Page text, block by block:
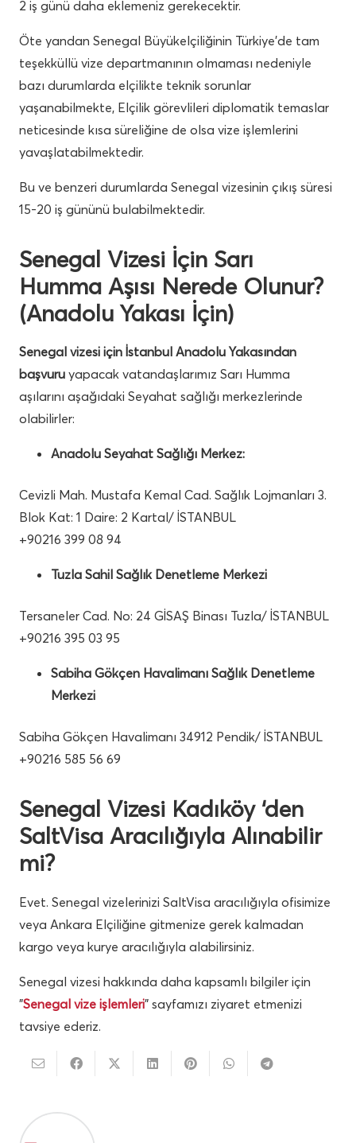
2 iş günü daha eklemeniz gerekecektir.
Öte yandan Senegal Büyükelçiliğinin Türkiye’de tam
teşekküllü vize departmanının olmaması nedeniyle
bazı durumlarda elçilikte teknik sorunlar
yaşanabilmekte, Elçilik görevlileri diplomatik temaslar
neticesinde kısa süreliğine de olsa vize işlemlerini
yavaşlatabilmektedir.
Bu ve benzeri durumlarda Senegal vizesinin çıkış süresi
15-20 iş gününü bulabilmektedir.
Senegal Vizesi İçin Sarı
Humma Aşısı Nerede Olunur?
(Anadolu Yakası İçin)
Senegal vizesi için İstanbul Anadolu Yakasından
başvuru yapacak vatandaşlarımız Sarı Humma
aşılarını aşağıdaki Seyahat sağlığı merkezlerinde
olabilirler:
Anadolu Seyahat Sağlığı Merkez:
Cevizli Mah. Mustafa Kemal Cad. Sağlık Lojmanları 3.
Blok Kat: 1 Daire: 2 Kartal/ İSTANBUL
+90216 399 08 94
Tuzla Sahil Sağlık Denetleme Merkezi
Tersaneler Cad. No: 24 GİSAŞ Binası Tuzla/ İSTANBUL
+90216 395 03 95
Sabiha Gökçen Havalimanı Sağlık Denetleme
Merkezi
Sabiha Gökçen Havalimanı 34912 Pendik/ İSTANBUL
+90216 585 56 69
Senegal Vizesi Kadıköy ‘den
SaltVisa Aracılığıyla Alınabilir
mi?
Evet. Senegal vizelerinizi SaltVisa aracılığıyla ofisimize
veya Ankara Elçiliğine gitmenize gerek kalmadan
kargo veya kurye aracılığıyla alabilirsiniz.
Senegal vizesi hakkında daha kapsamlı bilgiler için
”Senegal vize işlemleri” sayfamızı ziyaret etmenizi
tavsiye ederiz.